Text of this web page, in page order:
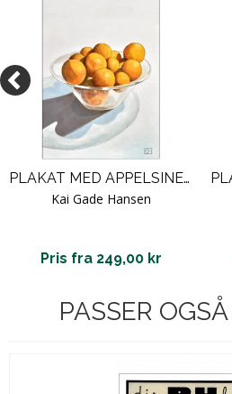
PLAKAT MED APPELSINER
Kai Gade Hansen
Pris fra 249,00 kr
PASSER